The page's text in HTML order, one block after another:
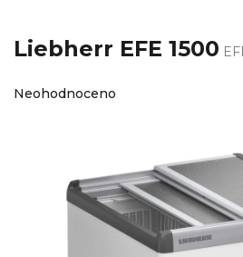
Liebherr EFE 1500
hodnocení
hvězdiček.
Neohodnoceno